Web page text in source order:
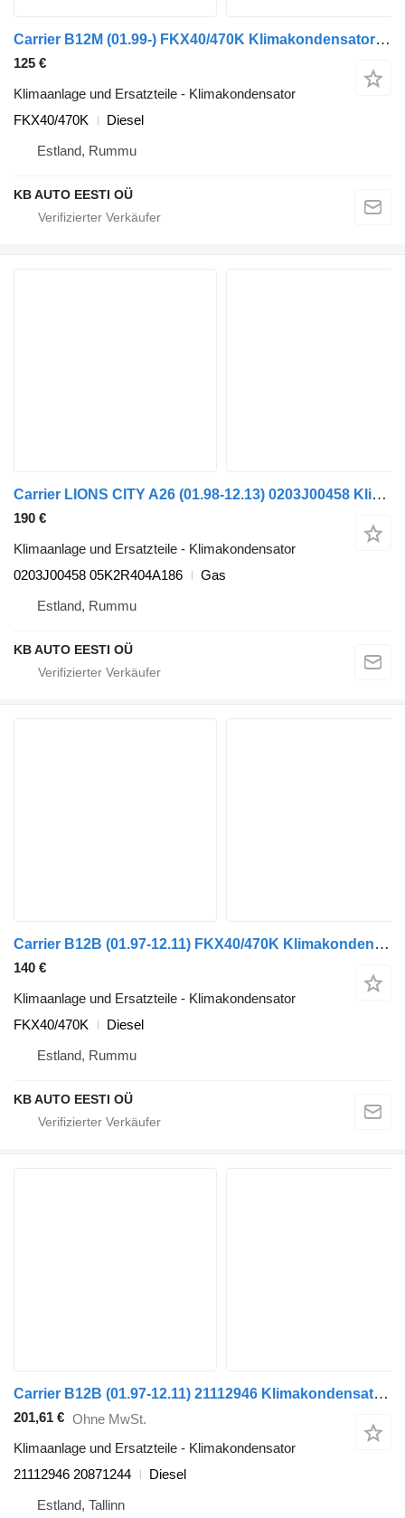
Carrier B12M (01.99-) FKX40/470K Klimakondensator für Volvo B6, B7, B9, B10, B12 bus (1978-2011)
125 €
Klimaanlage und Ersatzteile - Klimakondensator
FKX40/470K
Diesel
Estland, Rummu
KB AUTO EESTI OÜ
Carrier LIONS CITY A26 (01.98-12.13) 0203J00458 Klimakondensator für MAN Lion's bus (1991-)
190 €
Klimaanlage und Ersatzteile - Klimakondensator
0203J00458 05K2R404A186
Gas
Estland, Rummu
KB AUTO EESTI OÜ
Carrier B12B (01.97-12.11) FKX40/470K Klimakondensator für Volvo B6, B7, B9, B10, B12 bus (1978-2011)
140 €
Klimaanlage und Ersatzteile - Klimakondensator
FKX40/470K
Diesel
Estland, Rummu
KB AUTO EESTI OÜ
Carrier B12B (01.97-12.11) 21112946 Klimakondensator für Volvo B6, B7, B9, B10, B12 bus (1978-2011)
201,61 € Ohne MwSt.
Klimaanlage und Ersatzteile - Klimakondensator
21112946 20871244
Diesel
Estland, Tallinn